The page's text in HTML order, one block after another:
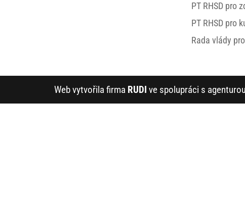
PT RHSD pro
PT RHSD pro
Rada vlády
Web vytvořila firma RUDI ve spolupráci s agenturou